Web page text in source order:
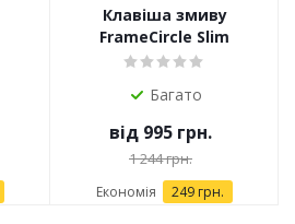
Клавіша змиву
FrameCircle Slim
Багато
від 995 грн.
1 244 грн.
Економія 249 грн.